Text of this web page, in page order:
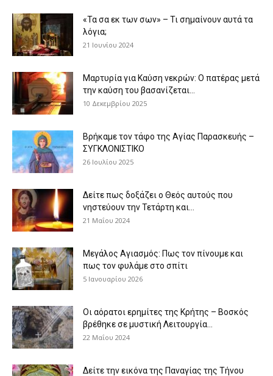
«Τα σα εκ των σων» – Τι σημαίνουν αυτά τα
λόγια;
21 Ιουνίου 2024
Μαρτυρία για Καύση νεκρών: Ο πατέρας μετά
την καύση του βασανίζεται...
10 Δεκεμβρίου 2025
Βρήκαμε τον τάφο της Αγίας Παρασκευής –
ΣΥΓΚΛΟΝΙΣΤΙΚΟ
26 Ιουλίου 2025
Δείτε πως δοξάζει ο Θεός αυτούς που
νηστεύουν την Τετάρτη και...
21 Μαΐου 2024
Μεγάλος Αγιασμός: Πως τον πίνουμε και
πως τον φυλάμε στο σπίτι
5 Ιανουαρίου 2026
Οι αόρατοι ερημίτες της Κρήτης – Βοσκός
βρέθηκε σε μυστική Λειτουργία...
22 Μαΐου 2024
Δείτε την εικόνα της Παναγίας της Τήνου